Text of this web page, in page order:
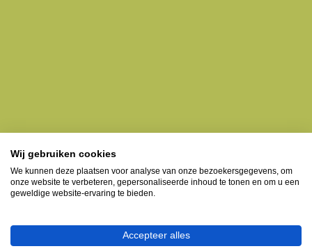
Wij gebruiken cookies
We kunnen deze plaatsen voor analyse van onze bezoekersgegevens, om
onze website te verbeteren, gepersonaliseerde inhoud te tonen en om u een
geweldige website-ervaring te bieden.
Accepteer alles